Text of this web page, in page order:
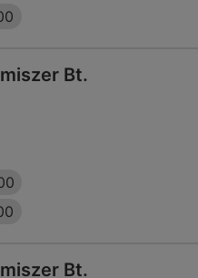
Bt.
Bt.